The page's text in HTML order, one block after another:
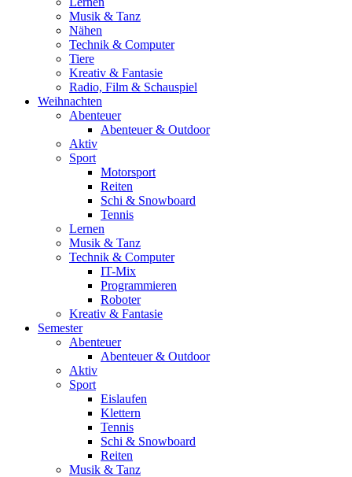
Musik & Tanz
Nähen
Technik & Computer
Tiere
Kreativ & Fantasie
Radio, Film & Schauspiel
Weihnachten
Abenteuer
Abenteuer & Outdoor
Aktiv
Sport
Motorsport
Reiten
Schi & Snowboard
Tennis
Lernen
Musik & Tanz
Technik & Computer
IT-Mix
Programmieren
Roboter
Kreativ & Fantasie
Semester
Abenteuer
Abenteuer & Outdoor
Aktiv
Sport
Eislaufen
Klettern
Tennis
Schi & Snowboard
Reiten
Musik & Tanz